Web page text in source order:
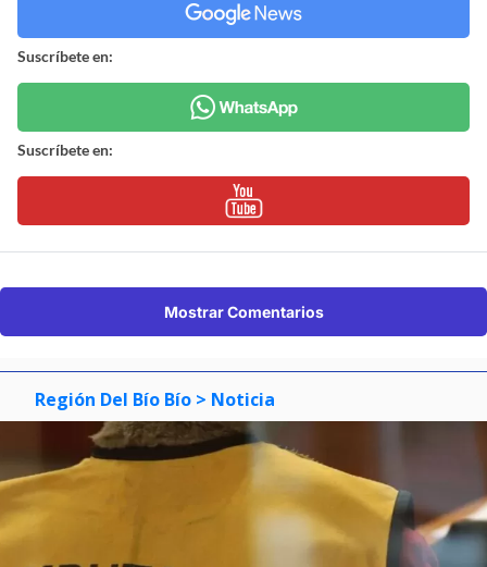
Suscríbete en:
Suscríbete en:
Mostrar Comentarios
Región Del Bío Bío > Noticia